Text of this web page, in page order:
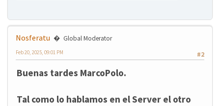
Nosferatu
Global Moderator
#2
Feb 20, 2025, 09:01 PM
Buenas tardes MarcoPolo.
Tal como lo hablamos en el Server el otro